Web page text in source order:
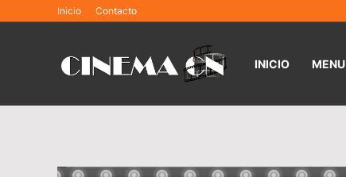
Inicio Contacto
INICIO MENU